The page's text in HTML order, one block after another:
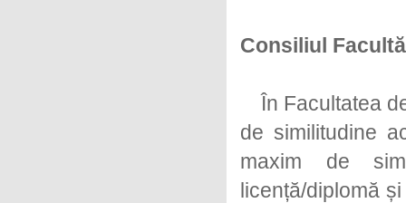
Consiliul
În Facultatea
de similitudine
maxim de
licență/diplomă